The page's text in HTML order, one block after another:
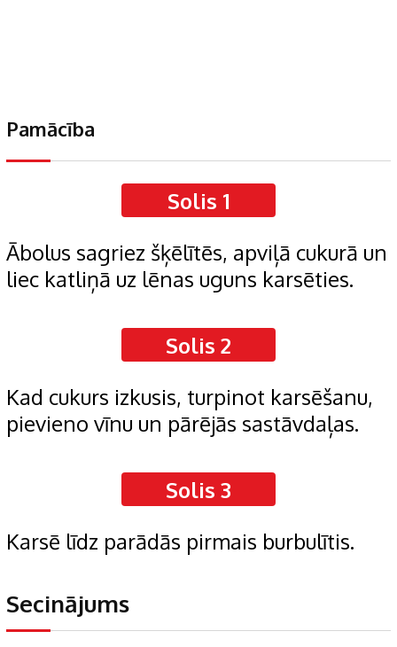
Pamācība
Solis 1
Ābolus sagriez šķēlītēs, apviļā cukurā un
liec katliņā uz lēnas uguns karsēties.
Solis 2
Kad cukurs izkusis, turpinot karsēšanu,
pievieno vīnu un pārējās sastāvdaļas.
Solis 3
Karsē līdz parādās pirmais burbulītis.
Secinājums